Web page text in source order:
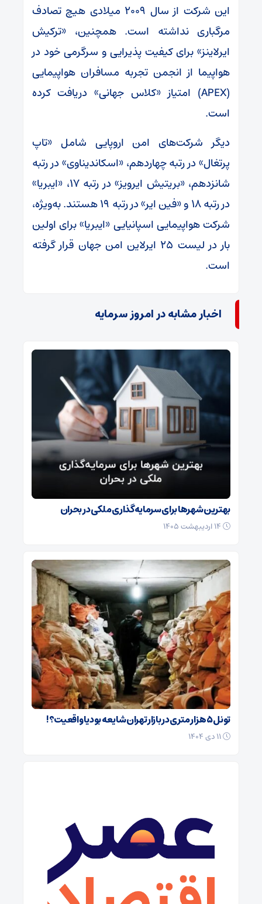
این شرکت از سال ۲۰۰۹ میلادی هیچ تصادف
مرگباری نداشته است. همچنین، «ترکیش
ایرلاینز» برای کیفیت پذیرایی و سرگرمی خود در
هواپیما از انجمن تجربه مسافران هواپیمایی
(APEX) امتیاز «کلاس جهانی» دریافت کرده
است.
دیگر شرکت‌های امن اروپایی شامل «تاپ
پرتغال» در رتبه چهاردهم، «اسکاندیناوی» در رتبه
شانزدهم، «بریتیش ایرویز» در رتبه ۱۷، «ایبریا»
در رتبه ۱۸ و «فین ایر» در رتبه ۱۹ هستند. به‌ویژه،
شرکت هواپیمایی اسپانیایی «ایبریا» برای اولین
بار در لیست ۲۵ ایرلاین امن جهان قرار گرفته
است.
اخبار مشابه در امروز سرمایه
بهترین شهرها برای سرمایه‌گذاری ملکی در بحران
تونل ۵ هزار متری در بازار تهران شایعه بود یا واقعیت؟!